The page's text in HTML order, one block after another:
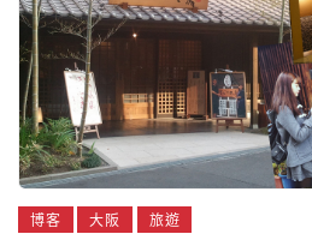
博客 大阪 旅遊